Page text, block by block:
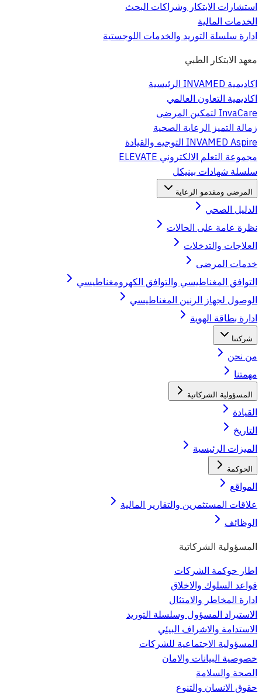
استشارات الابتكار وشراكات البحث
الخدمات المالية
ادارة سلسلة التوريد والخدمات اللوجستية
معهد الابتكار الطبي
اكاديمية INVAMED الرئيسية
اكاديمية التعاون العالمي
InvaCare لتمكين المرضى
زمالة التميز الرعاية الصحية
INVAMED Aspire التوجيه والقيادة
مجموعة التعلم الالكتروني ELEVATE
سلسلة شهادات بينيكل
المرضى ومقدمو الرعاية
الدليل الصحي
نظرة عامة على الحالات
العلاجات والتدخلات
خدمات المرضى
التوافق المغناطيسي والتوافق الكهرومغناطيسي
الوصول لجهاز الرنين المغناطيسي
ادارة بطاقة الهوية
شركتنا
من نحن
مهمتنا
المسؤولية الشركاتية
القيادة
التاريخ
الميزات الرئيسية
الحوكمة
المواقع
علاقات المستثمرين والتقارير المالية
الوظائف
المسؤولية الشركاتية
اطار حوكمة الشركات
قواعد السلوك والاخلاق
ادارة المخاطر والامتثال
الاستيراد المسؤول وسلسلة التوريد
الاستدامة والاشراف البيئي
المسؤولية الاجتماعية للشركات
خصوصية البيانات والامان
الصحة والسلامة
حقوق الانسان والتنوع